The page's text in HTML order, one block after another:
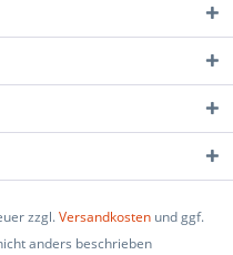
zzgl.Versandkosten und ggf.
anders beschrieben